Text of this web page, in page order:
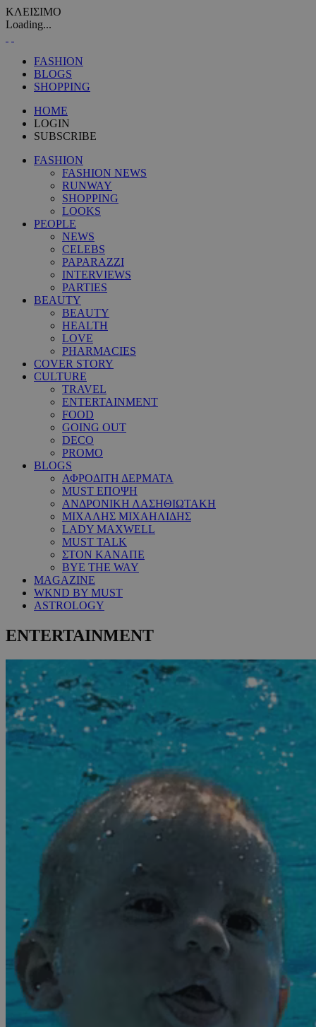
ΚΛΕΙΣΙΜΟ
Loading...
FASHION
BLOGS
SHOPPING
HOME
LOGIN
SUBSCRIBE
FASHION
FASHION NEWS
RUNWAY
SHOPPING
LOOKS
PEOPLE
NEWS
CELEBS
PAPARAZZI
INTERVIEWS
PARTIES
BEAUTY
BEAUTY
HEALTH
LOVE
PHARMACIES
COVER STORY
CULTURE
TRAVEL
ENTERTAINMENT
FOOD
GOING OUT
DECO
PROMO
BLOGS
ΑΦΡΟΔΙΤΗ ΔΕΡΜΑΤΑ
MUST ΕΠΟΨΗ
ΑΝΔΡΟΝΙΚΗ ΛΑΣΗΘΙΩΤΑΚΗ
ΜΙΧΑΛΗΣ ΜΙΧΑΗΛΙΔΗΣ
LADY MAXWELL
MUST TALK
ΣΤΟΝ ΚΑΝΑΠΕ
BYE THE WAY
MAGAZINE
WKND BY MUST
ASTROLOGY
ENTERTAINMENT